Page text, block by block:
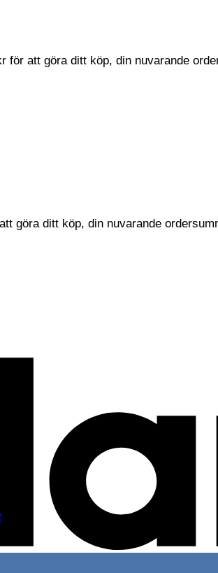
för att göra ditt köp, din nuvarande
göra ditt köp, din nuvarande